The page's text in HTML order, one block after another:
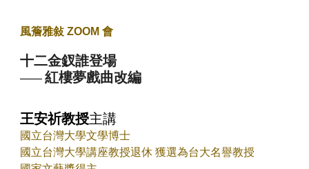
風簷雅敍 ZOOM 會
十二金釵誰登場
——紅樓夢戲曲改編
王安祈教授主講
國立台灣大學文學博士
國立台灣大學講座教授退休 獲選為台大名譽教授